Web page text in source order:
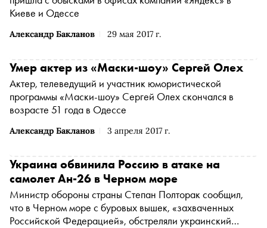
Александр Бакланов 29 мая 2017 г.
Киеве и Одессе
Александр Бакланов 3 апреля 2017 г.
Умер актер из «Маски-шоу» Сергей Олех
Актер, телеведущий и участник юмористической
программы «Маски-шоу» Сергей Олех скончался в
возрасте 51 года в Одессе
Украина обвинила Россию в атаке на
самолет Ан-26 в Черном море
Министр обороны страны Степан Полторак сообщил,
что в Черном море с буровых вышек, «захваченных
Российской Федерацией», обстреляли украинский